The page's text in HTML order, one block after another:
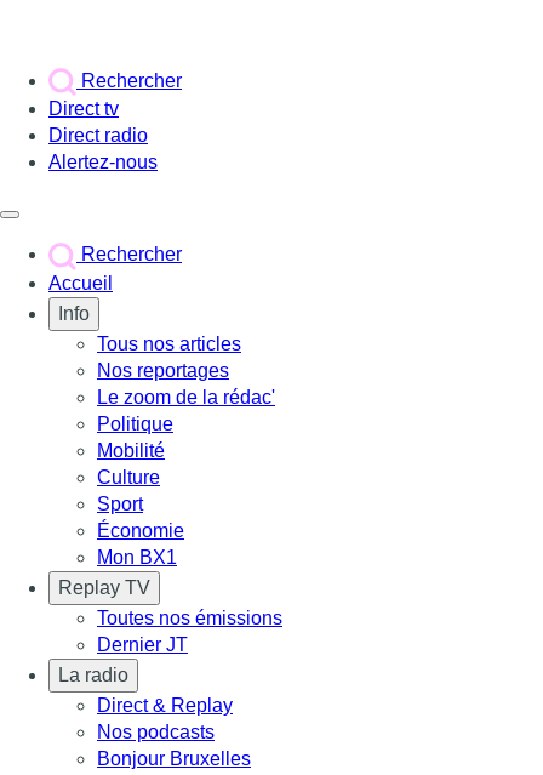
Rechercher
Direct tv
Direct radio
Alertez-nous
Rechercher
Accueil
Info
Tous nos articles
Nos reportages
Le zoom de la rédac'
Politique
Mobilité
Culture
Sport
Économie
Mon BX1
Replay TV
Toutes nos émissions
Dernier JT
La radio
Direct & Replay
Nos podcasts
Bonjour Bruxelles